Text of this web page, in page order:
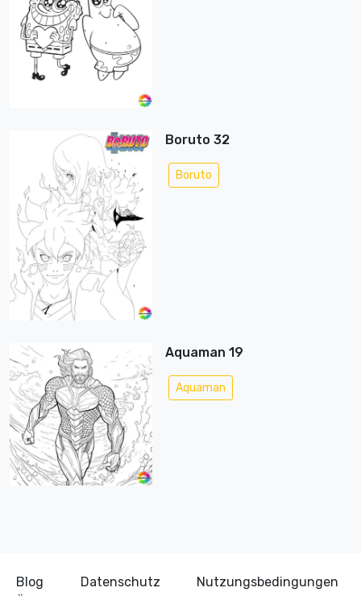
Boruto 32
Boruto
Aquaman 19
Aquaman
Blog Datenschutz
Nutzungsbedingungen